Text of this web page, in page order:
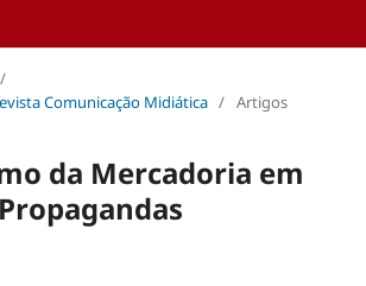
/
Comunicação Midiática / Artigos
da Mercadoria em